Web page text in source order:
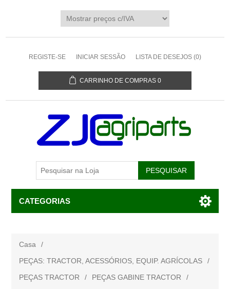
REGISTE-SE INICIAR SESSÃO LISTA DE DESEJOS (0)
CARRINHO DE COMPRAS 0
CATEGORIAS
Casa
/
PEÇAS: TRACTOR, ACESSÓRIOS, EQUIP. AGRÍCOLAS
/
PEÇAS TRACTOR
/ PEÇAS GABINE TRACTOR
/